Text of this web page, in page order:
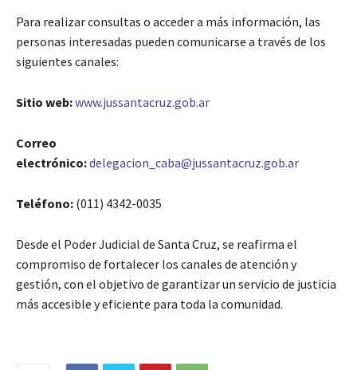
Para realizar consultas o acceder a más información, las
personas interesadas pueden comunicarse a través de los
siguientes canales:
Sitio web:www.jussantacruz.gob.ar
Correo
electrónico:delegacion_caba@jussantacruz.gob.ar
Teléfono: (011) 4342-0035
Desde el Poder Judicial de Santa Cruz, se reafirma el
compromiso de fortalecer los canales de atención y
gestión, con el objetivo de garantizar un servicio de justicia
más accesible y eficiente para toda la comunidad.